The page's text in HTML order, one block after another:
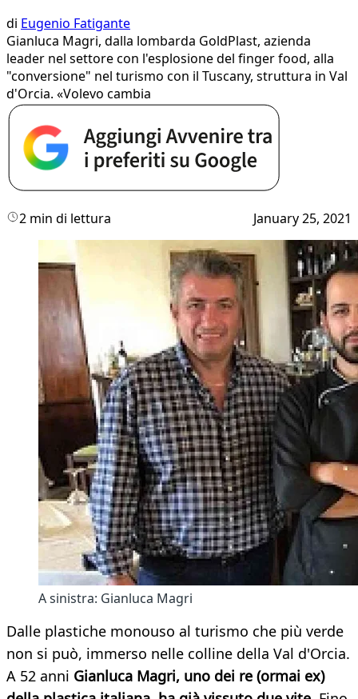
di Eugenio Fatigante
Gianluca Magri, dalla lombarda GoldPlast, azienda
leader nel settore con l'esplosione del finger food, alla
"conversione" nel turismo con il Tuscany, struttura in Val
d'Orcia. «Volevo cambia
2 min di lettura January 25, 2021
A sinistra: Gianluca Magri
Dalle plastiche monouso al turismo che più verde
non si può, immerso nelle colline della Val d'Orcia.
A 52 anni Gianluca Magri, uno dei re (ormai ex)